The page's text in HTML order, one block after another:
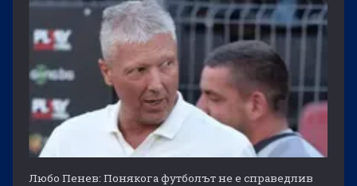
Любо Пенев: Понякога футболът не е справедлив